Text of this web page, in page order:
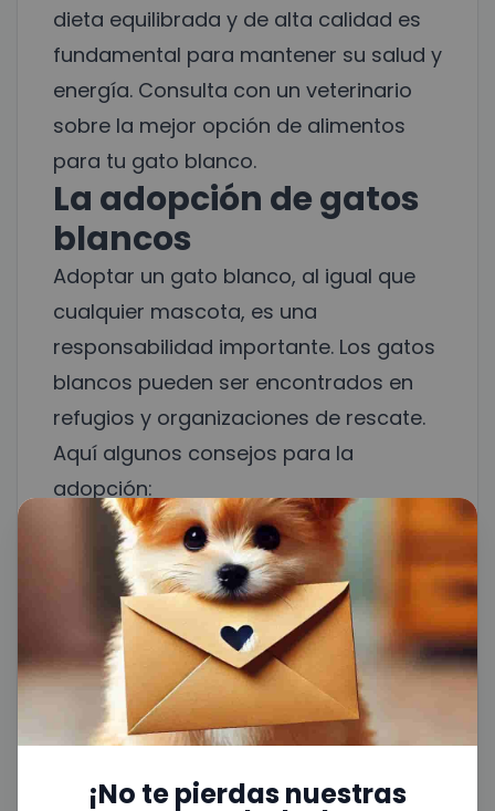
dieta equilibrada y de alta calidad es
fundamental para mantener su salud y
energía. Consulta con un veterinario
sobre la mejor opción de alimentos
para tu gato blanco.
La adopción de gatos
blancos
Adoptar un gato blanco, al igual que
cualquier mascota, es una
responsabilidad importante. Los gatos
blancos pueden ser encontrados en
refugios y organizaciones de rescate.
Aquí algunos consejos para la
adopción:
Considera la adopción responsable:
Asegúrate de que el gato se adapte a
tu hogar y estilo de vida. Observa su
comportamiento y personalidad antes
de hacer una elección.
Prepárate para los cuidados
necesarios: Recuerda que tener un
¡No te pierdas nuestras